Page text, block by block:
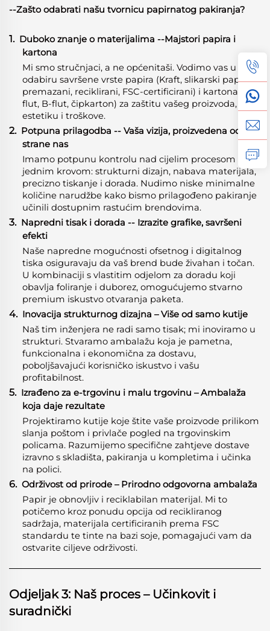
--Zašto odabrati našu tvornicu papirnatog pakiranja?
1. Duboko znanje o materijalima --Majstori papira i
kartona
Mi smo stručnjaci, a ne općenitaši. Vodimo vas u
odabiru savršene vrste papira (Kraft, slikarski papir,
premazani, reciklirani, FSC-certificirani) i kartona (E-
flut, B-flut, čipkarton) za zaštitu vašeg proizvoda,
estetiku i troškove.
2. Potpuna prilagodba -- Vaša vizija, proizvedena od
strane nas
Imamo potpunu kontrolu nad cijelim procesom pod
jednim krovom: strukturni dizajn, nabava materijala,
precizno tiskanje i dorada. Nudimo niske minimalne
količine narudžbe kako bismo prilagođeno pakiranje
učinili dostupnim rastućim brendovima.
3. Napredni tisak i dorada -- Izrazite grafike, savršeni
efekti
Naše napredne mogućnosti ofsetnog i digitalnog
tiska osiguravaju da vaš brend bude živahan i točan.
U kombinaciji s vlastitim odjelom za doradu koji
obavlja foliranje i duborez, omogućujemo stvarno
premium iskustvo otvaranja paketa.
4. Inovacija strukturnog dizajna – Više od samo kutije
Naš tim inženjera ne radi samo tisak; mi inoviramo u
strukturi. Stvaramo ambalažu koja je pametna,
funkcionalna i ekonomična za dostavu,
poboljšavajući korisničko iskustvo i vašu
profitabilnost.
5. Izrađeno za e-trgovinu i malu trgovinu – Ambalaža
koja daje rezultate
Projektiramo kutije koje štite vaše proizvode prilikom
slanja poštom i privlače pogled na trgovinskim
policama. Razumijemo specifične zahtjeve dostave
izravno s skladišta, pakiranja u kompletima i učinka
na polici.
6. Održivost od prirode – Prirodno odgovorna ambalaža
Papir je obnovljiv i reciklabilan materijal. Mi to
potičemo kroz ponudu opcija od recikliranog
sadržaja, materijala certificiranih prema FSC
standardu te tinte na bazi soje, pomagajući vam da
ostvarite ciljeve održivosti.
Odjeljak 3: Naš proces – Učinkovit i
suradnički